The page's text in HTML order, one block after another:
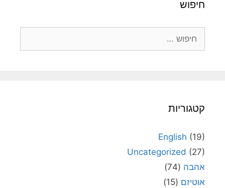
חיפוש
קטגוריות
English (19)
Uncategorized (27)
אהבה (74)
אוטיזם (15)